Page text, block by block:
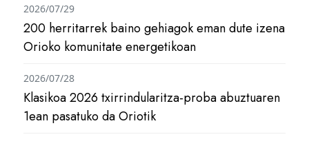
200 herritarrek baino gehiagok eman dute izena
Orioko komunitate energetikoan
2026/07/29
Klasikoa 2026 txirrindularitza-proba abuztuaren
1ean pasatuko da Oriotik
2026/07/28